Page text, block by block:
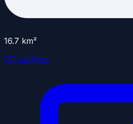
16.7 km²
CC Val'Aïgo